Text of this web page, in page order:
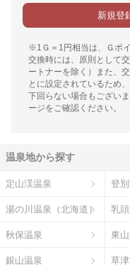
新規登
※1Ｇ＝1円相当は、Ｇポ
交換時には、原則として
ートナーを除く）また、
とに設定されているため
下回らない場合もござい
ージをご確認ください。
温泉地から探す
定山渓温泉 登
湯の川温泉（北海道） 乳
秋保温泉 東
銀山温泉 草